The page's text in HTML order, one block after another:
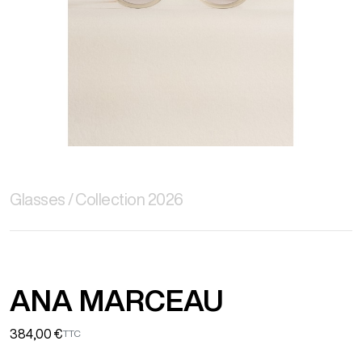
Glasses Collection 2026
ANA MARCEAU
384,00 €TTC